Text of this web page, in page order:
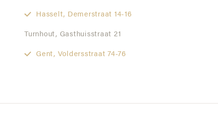
Hasselt, Demerstraat 14-16
Turnhout, Gasthuisstraat 21
Gent, Voldersstraat 74-76